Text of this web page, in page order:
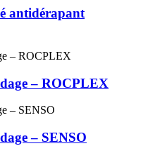
antidérapant
– ROCPLEX
– SENSO